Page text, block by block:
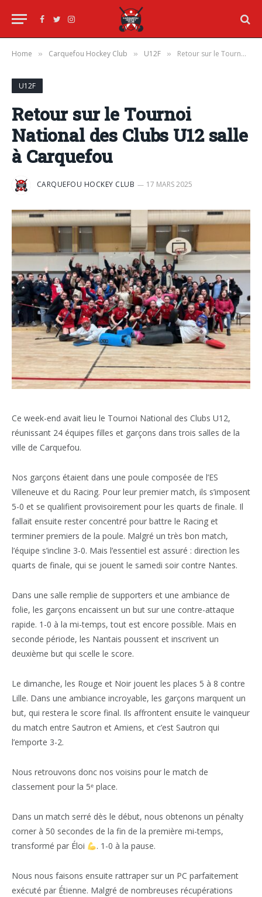
Facebook
TwitterInstagram
Home » Carquefou Hockey Club » U12F » Retour sur le Tournoi National des Clubs U12 salle à Carquefou
U12F
Retour sur le Tournoi
National des Clubs U12 salle
à Carquefou
CARQUEFOU HOCKEY CLUB 17 MARS 2025
Ce week-end avait lieu le Tournoi National des Clubs U12,
réunissant 24 équipes filles et garçons dans trois salles de la
ville de Carquefou.
Nos garçons étaient dans une poule composée de l’ES
Villeneuve et du Racing. Pour leur premier match, ils s’imposent
5-0 et se qualifient provisoirement pour les quarts de finale. Il
fallait ensuite rester concentré pour battre le Racing et
terminer premiers de la poule. Malgré un très bon match,
l’équipe s’incline 3-0. Mais l’essentiel est assuré : direction les
quarts de finale, qui se jouent le samedi soir contre Nantes.
Dans une salle remplie de supporters et une ambiance de
folie, les garçons encaissent un but sur une contre-attaque
rapide. 1-0 à la mi-temps, tout est encore possible. Mais en
seconde période, les Nantais poussent et inscrivent un
deuxième but qui scelle le score.
Le dimanche, les Rouge et Noir jouent les places 5 à 8 contre
Lille. Dans une ambiance incroyable, les garçons marquent un
but, qui restera le score final. Ils affrontent ensuite le vainqueur
du match entre Sautron et Amiens, et c’est Sautron qui
l’emporte 3-2.
Nous retrouvons donc nos voisins pour le match de
classement pour la 5ᵉ place.
Dans un match serré dès le début, nous obtenons un pénalty
corner à 50 secondes de la fin de la première mi-temps,
transformé par Éloi
. 1-0 à la pause.
Nous nous faisons ensuite rattraper sur un PC parfaitement
exécuté par Étienne. Malgré de nombreuses récupérations